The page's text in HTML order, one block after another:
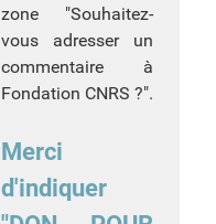
zone "Souhaitez-
vous adresser un
commentaire à
Fondation CNRS ?".
Merci
d'indiquer